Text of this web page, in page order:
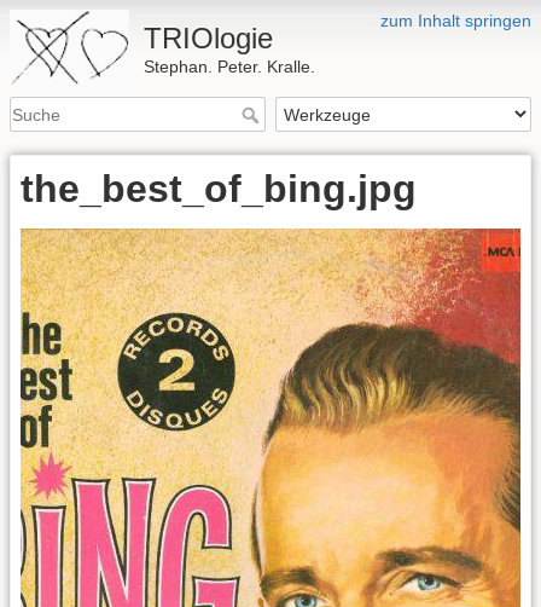
zum Inhalt springen
TRIOlogie
Stephan. Peter. Kralle.
the_best_of_bing.jpg